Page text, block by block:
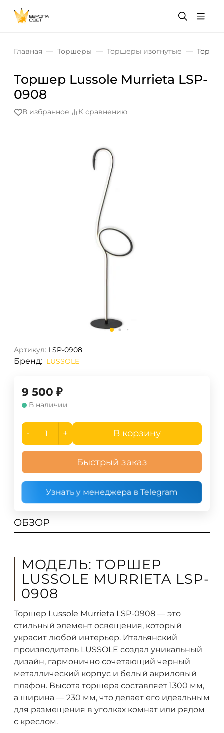
Главная Торшеры Торшеры изогнутые
Торшер Lussole Murrieta LSP-
0908
В избранное К сравнению
Артикул: LSP-0908
Бренд: LUSSOLE
9 500 ₽
В наличии
- + В корзину
Быстрый заказ
Узнать у менеджера в Telegram
ОБЗОР
МОДЕЛЬ: ТОРШЕР
LUSSOLE MURRIETA LSP-
0908
Торшер Lussole Murrieta LSP-0908 — это
стильный элемент освещения, который
украсит любой интерьер. Итальянский
производитель LUSSOLE создал уникальный
дизайн, гармонично сочетающий черный
металлический корпус и белый акриловый
плафон. Высота торшера составляет 1300 мм,
а ширина — 230 мм, что делает его идеальным
для размещения в уголках комнат или рядом
с креслом.